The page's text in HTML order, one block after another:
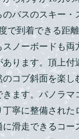
バスのスキー・
で到着できる距離
ノーボードも両
あります。頂上付
コブ斜面を楽し
きます。パノラマ
寧に整備された
に滑走できるコー